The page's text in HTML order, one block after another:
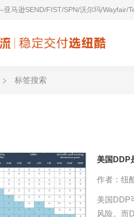
马逊SEND/FIST/SPN/沃尔玛/Wayfair/
标签搜索
美国DDP
作者：纽
美国DDP
风险。而